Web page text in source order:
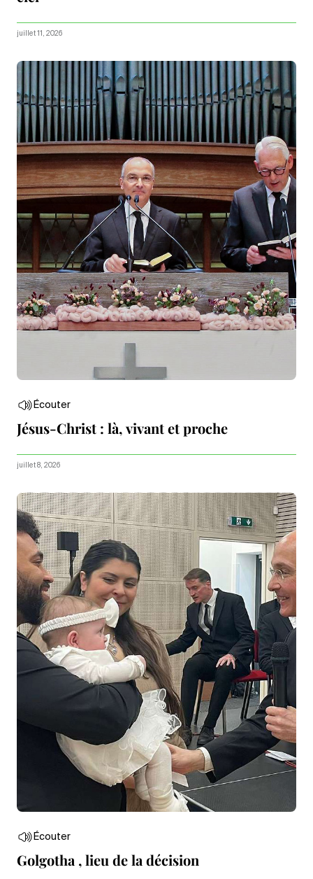
juillet 11, 2026
Écouter
Jésus-Christ : là, vivant et proche
juillet 8, 2026
Écouter
Golgotha , lieu de la décision